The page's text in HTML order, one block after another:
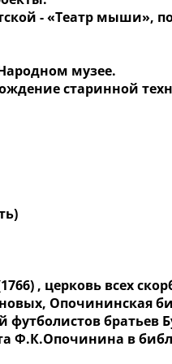
- «Театр мыши»,
музее.
старинной
, церковь всех
Опочининская
братьев
Ф.К.Опочинина в